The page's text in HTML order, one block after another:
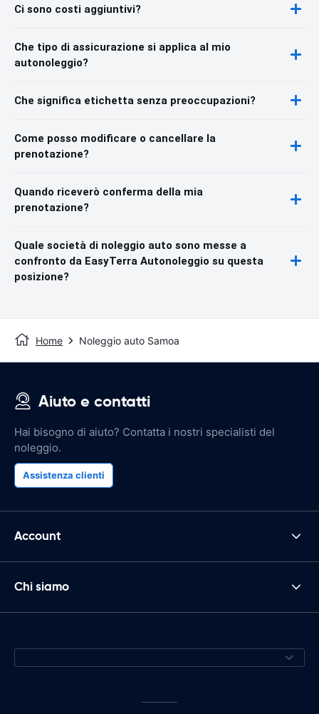
Ci sono costi aggiuntivi?
Che tipo di assicurazione si applica al mio
autonoleggio?
Che significa etichetta senza preoccupazioni?
Come posso modificare o cancellare la
prenotazione?
Quando riceverò conferma della mia
prenotazione?
Quale società di noleggio auto sono messe a
confronto da EasyTerra Autonoleggio su questa
posizione?
Home Noleggio auto Samoa
Aiuto e contatti
Hai bisogno di aiuto? Contatta i nostri specialisti del
noleggio.
Assistenza clienti
Account
Chi siamo